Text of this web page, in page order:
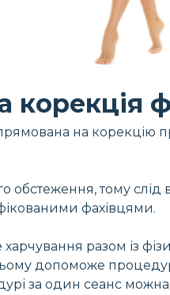
корекція
на
тому слід
фахівцями.
разом із
допоможе
за один сеанс